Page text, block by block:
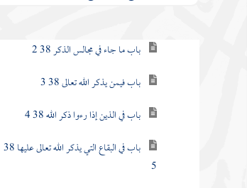
باب ما جاء في مجالس الذكر 38 2
باب فيمن يذكر الله تعالى 38 3
باب في الذين إذا رءوا ذكر الله 38 4
باب في البقاع التي يذكر الله تعالى عليها 38
5